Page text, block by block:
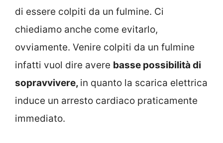
di essere colpiti da un fulmine. Ci
chiediamo anche come evitarlo,
ovviamente. Venire colpiti da un fulmine
infatti vuol dire avere basse possibilità di
sopravvivere, in quanto la scarica elettrica
induce un arresto cardiaco praticamente
immediato.